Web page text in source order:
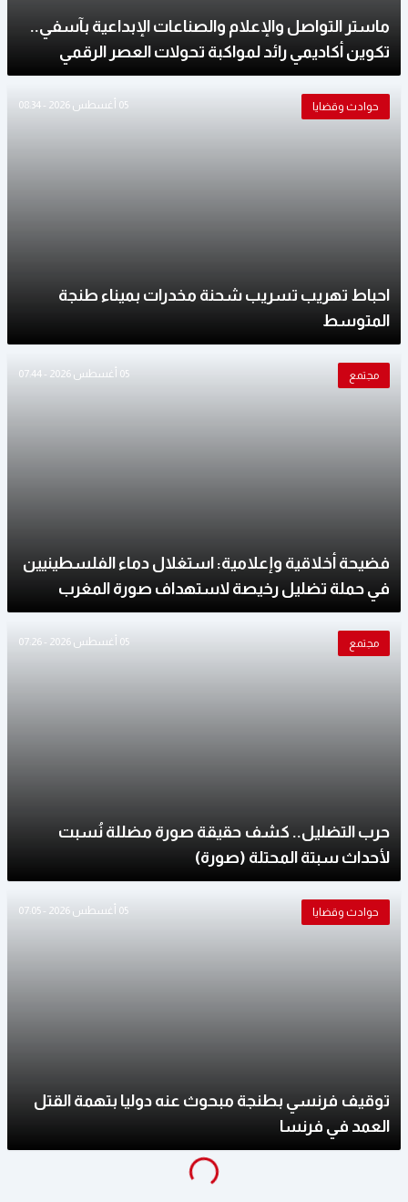
ماستر التواصل والإعلام والصناعات الإبداعية بآسفي..
تكوين أكاديمي رائد لمواكبة تحولات العصر الرقمي
حوادث وقضايا 05 أغسطس 2026 - 08:34
احباط تهريب تسريب شحنة مخدرات بميناء طنجة
المتوسط
مجتمع 05 أغسطس 2026 - 07:44
فضيحة أخلاقية وإعلامية: استغلال دماء الفلسطينيين
في حملة تضليل رخيصة لاستهداف صورة المغرب
مجتمع 05 أغسطس 2026 - 07:26
حرب التضليل.. كشف حقيقة صورة مضللة نُسبت
لأحداث سبتة المحتلة (صورة)
حوادث وقضايا 05 أغسطس 2026 - 07:05
توقيف فرنسي بطنجة مبحوث عنه دوليا بتهمة القتل
العمد في فرنسا
g
...